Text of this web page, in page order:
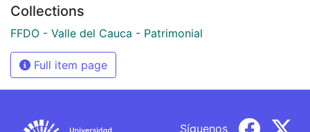
Collections
FFDO - Valle del Cauca - Patrimonial
Full item page
Síguenos